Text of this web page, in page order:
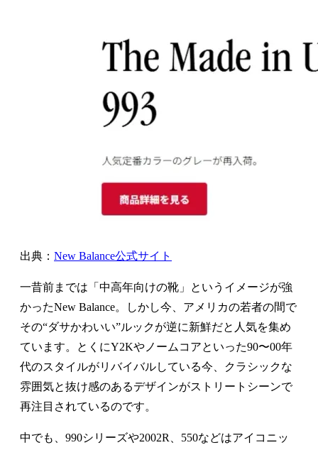
出典： New Balance公式サイト
一昔前までは「中高年向けの靴」というイメージが強
かったNew Balance。しかし今、アメリカの若者の間で
その“ダサかわいい”ルックが逆に新鮮だと人気を集め
ています。とくにY2Kやノームコアといった90〜00年
代のスタイルがリバイバルしている今、クラシックな
雰囲気と抜け感のあるデザインがストリートシーンで
再注目されているのです。
中でも、990シリーズや2002R、550などはアイコニッ